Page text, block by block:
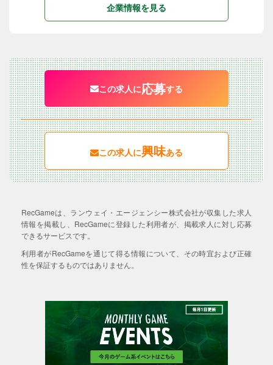
企業情報を見る
この求人に応募する
この求人に興味ある
RecGameは、ランウェイ・エージェンシー株式会社が収集した求人
情報を掲載し、RecGameに登録した利用者が、掲載求人に対し応募
できるサービスです。
利用者がRecGameを通じて得る情報について、その時宜および正確
性を保証するものではありません。